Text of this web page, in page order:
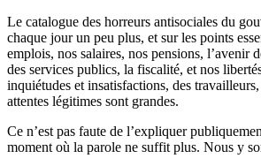
Le catalogue des horreurs antisociales du
chaque jour un peu plus, et sur les points
emplois, nos salaires, nos pensions, l’avenir
des services publics, la fiscalité, et nos
inquiétudes et insatisfactions, des
attentes légitimes sont grandes.
Ce n’est pas faute de l’expliquer
moment où la parole ne suffit plus. Nous y